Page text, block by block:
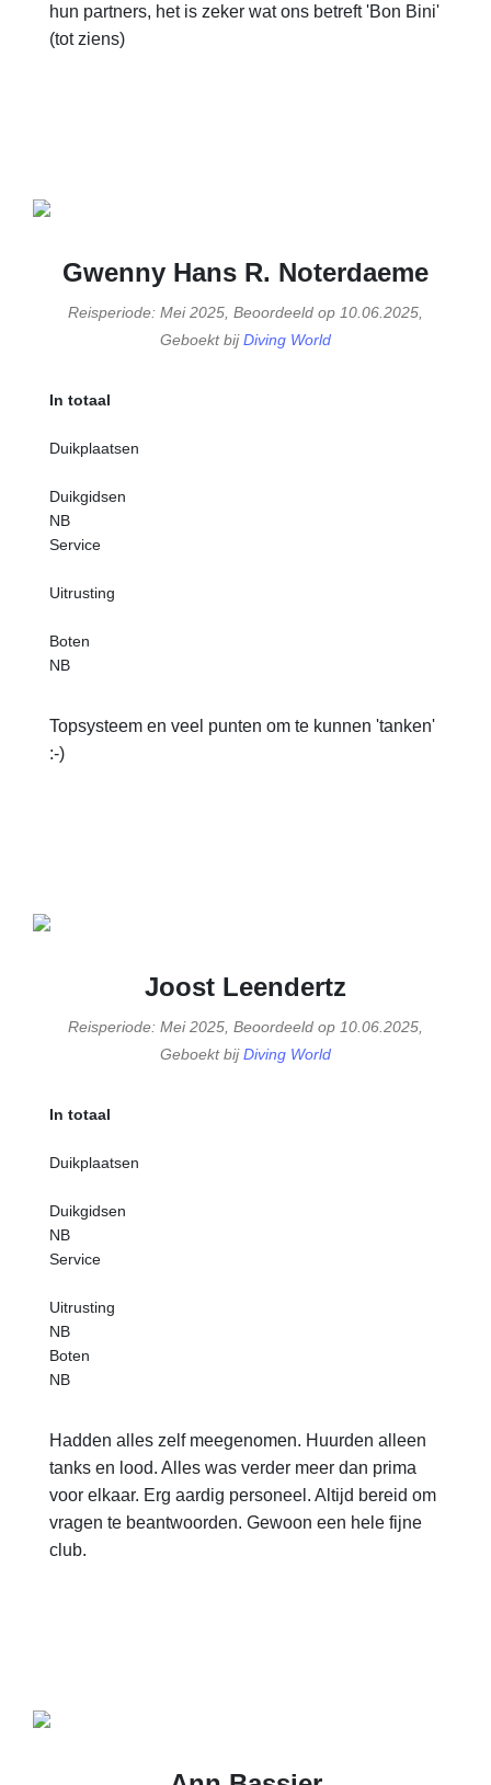
hun partners, het is zeker wat ons betreft 'Bon Bini'
(tot ziens)
Gwenny Hans R. Noterdaeme
Reisperiode: Mei 2025, Beoordeeld op 10.06.2025,
Geboekt bijDiving World
In totaal
Duikplaatsen
Duikgidsen
NB
Service
Uitrusting
Boten
NB
Topsysteem en veel punten om te kunnen 'tanken'
:-)
Joost Leendertz
Reisperiode: Mei 2025, Beoordeeld op 10.06.2025,
Geboekt bijDiving World
In totaal
Duikplaatsen
Duikgidsen
NB
Service
Uitrusting
NB
Boten
NB
Hadden alles zelf meegenomen. Huurden alleen
tanks en lood. Alles was verder meer dan prima
voor elkaar. Erg aardig personeel. Altijd bereid om
vragen te beantwoorden. Gewoon een hele fijne
club.